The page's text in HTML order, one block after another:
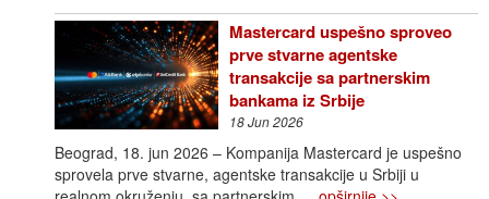
Mastercard uspešno sproveo
prve stvarne agentske
transakcije sa partnerskim
bankama iz Srbije
18 Jun 2026
Beograd, 18. jun 2026 – Kompanija Mastercard je uspešno
sprovela prve stvarne, agentske transakcije u Srbiji u